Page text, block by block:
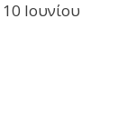
10 Ιουνίου